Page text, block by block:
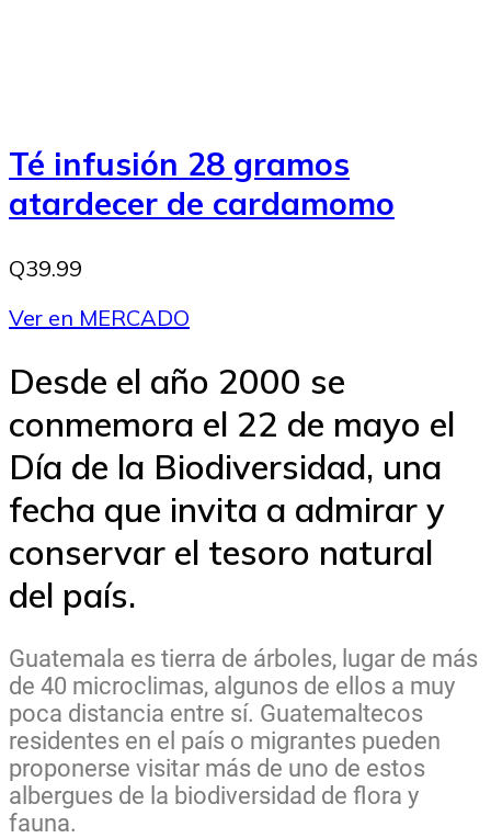
Té infusión 28 gramos
atardecer de cardamomo
Q39.99
Ver en MERCADO
Desde el año 2000 se
conmemora el 22 de mayo el
Día de la Biodiversidad, una
fecha que invita a admirar y
conservar el tesoro natural
del país.
Guatemala es tierra de árboles, lugar de más
de 40 microclimas, algunos de ellos a muy
poca distancia entre sí. Guatemaltecos
residentes en el país o migrantes pueden
proponerse visitar más de uno de estos
albergues de la biodiversidad de flora y
fauna.